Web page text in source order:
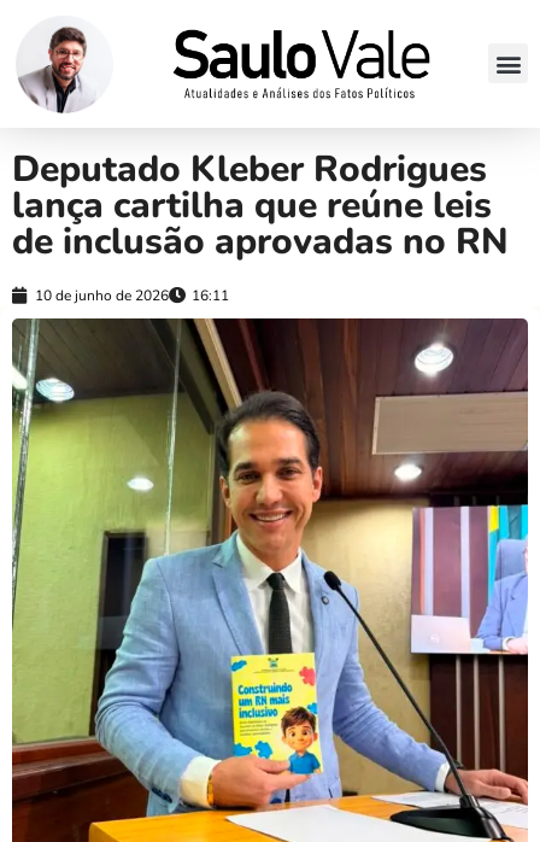
Deputado Kleber Rodrigues
lança cartilha que reúne leis
de inclusão aprovadas no RN
10 de junho de 2026 16:11